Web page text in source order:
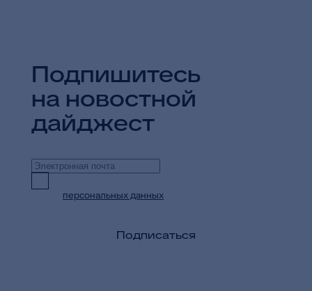
Подпишитесь
на новостной
дайджест
персональных данных
Подписаться